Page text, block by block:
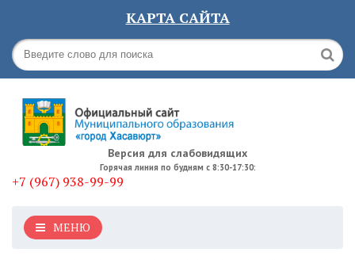
КАРТА САЙТА
Версия для слабовидящих
Горячая линия по будням с 8:30-17:30:
+7 (967) 938-99-99
МЕНЮ